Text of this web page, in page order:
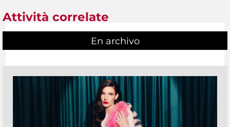
Attività correlate
En archivo